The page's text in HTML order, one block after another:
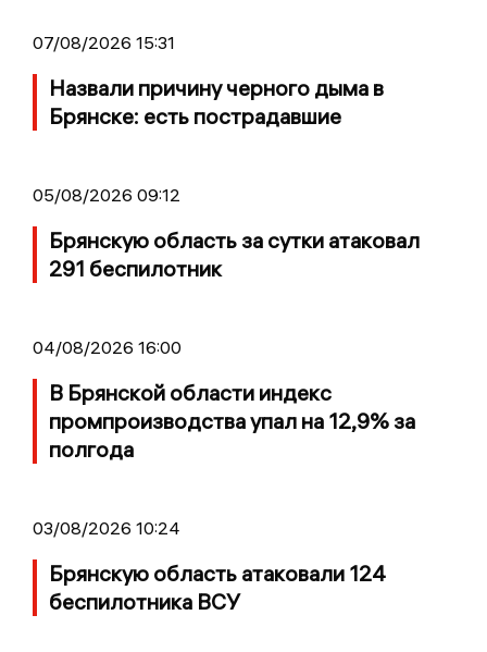
07/08/2026 15:31
Назвали причину черного дыма в
Брянске: есть пострадавшие
05/08/2026 09:12
Брянскую область за сутки атаковал
291 беспилотник
04/08/2026 16:00
В Брянской области индекс
промпроизводства упал на 12,9% за
полгода
03/08/2026 10:24
Брянскую область атаковали 124
беспилотника ВСУ